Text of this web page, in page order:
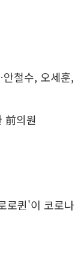
철수, 오세훈
前의원
로퀸'이 코로